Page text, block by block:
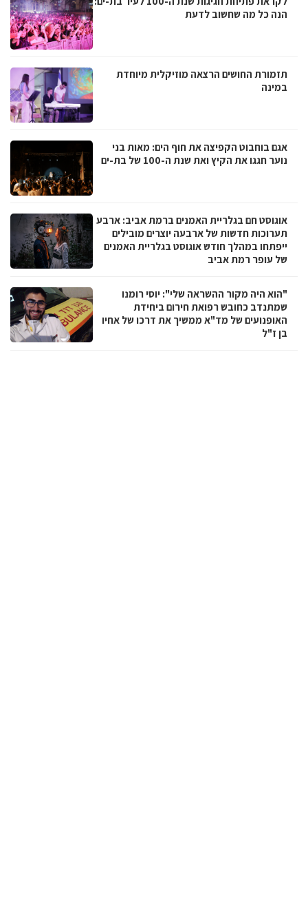
הנה כל מה שחשוב לדעת
תזמורת החושים הרצאה מוזיקלית מיוחדת
במינה
אגם בוחבוט הקפיצה את חוף הים: מאות בני
נוער חגגו את הקיץ ואת שנת ה-100 של בת-ים
אוגוסט חם בגלריית האמנים ברמת אביב: ארבע
תערוכות חדשות של ארבעה יוצרים מובילים
ייפתחו במהלך חודש אוגוסט בגלריית האמנים
של עופר רמת אביב
"הוא היה מקור ההשראה שלי": יוסי רומנו
שמתנדב כחובש רפואת חירום ביחידת
האופנועים של מד"א ממשיך את דרכו של אחיו
בן ז"ל